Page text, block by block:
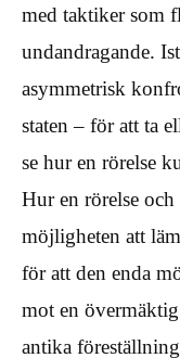
med taktiker som
undandragande.
asymmetrisk
staten – för att ta
se hur en rörelse
Hur en rörelse
möjligheten att
för att den enda
mot en
antika